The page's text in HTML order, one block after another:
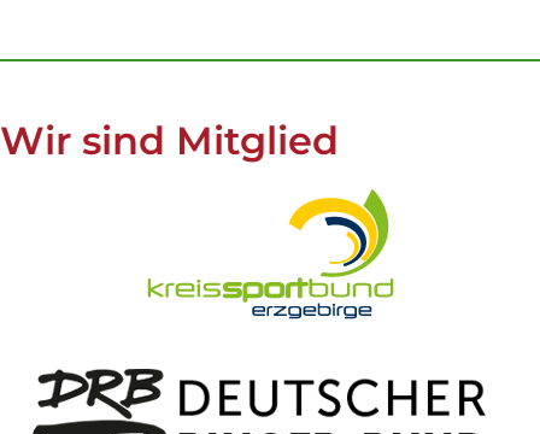
Wir sind Mitglied